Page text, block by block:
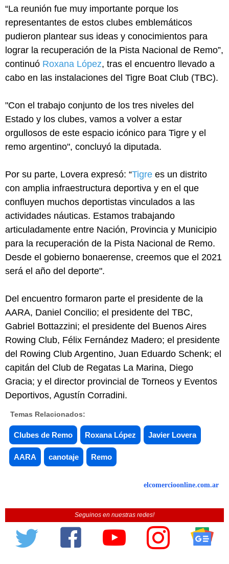
“La reunión fue muy importante porque los
representantes de estos clubes emblemáticos
pudieron plantear sus ideas y conocimientos para
lograr la recuperación de la Pista Nacional de Remo”,
continuó Roxana López, tras el encuentro llevado a
cabo en las instalaciones del Tigre Boat Club (TBC).
"Con el trabajo conjunto de los tres niveles del
Estado y los clubes, vamos a volver a estar
orgullosos de este espacio icónico para Tigre y el
remo argentino", concluyó la diputada.
Por su parte, Lovera expresó: “Tigre es un distrito
con amplia infraestructura deportiva y en el que
confluyen muchos deportistas vinculados a las
actividades náuticas. Estamos trabajando
articuladamente entre Nación, Provincia y Municipio
para la recuperación de la Pista Nacional de Remo.
Desde el gobierno bonaerense, creemos que el 2021
será el año del deporte".
Del encuentro formaron parte el presidente de la
AARA, Daniel Concilio; el presidente del TBC,
Gabriel Bottazzini; el presidente del Buenos Aires
Rowing Club, Félix Fernández Madero; el presidente
del Rowing Club Argentino, Juan Eduardo Schenk; el
capitán del Club de Regatas La Marina, Diego
Gracia; y el director provincial de Torneos y Eventos
Deportivos, Agustín Corradini.
Temas Relacionados:
Clubes de Remo Roxana López Javier Lovera
AARA canotaje Remo
elcomercioonline.com.ar
Seguinos en nuestras redes!